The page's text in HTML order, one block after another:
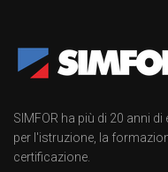
SIMFOR ha più di 20 anni
per l'istruzione, la
certificazione.